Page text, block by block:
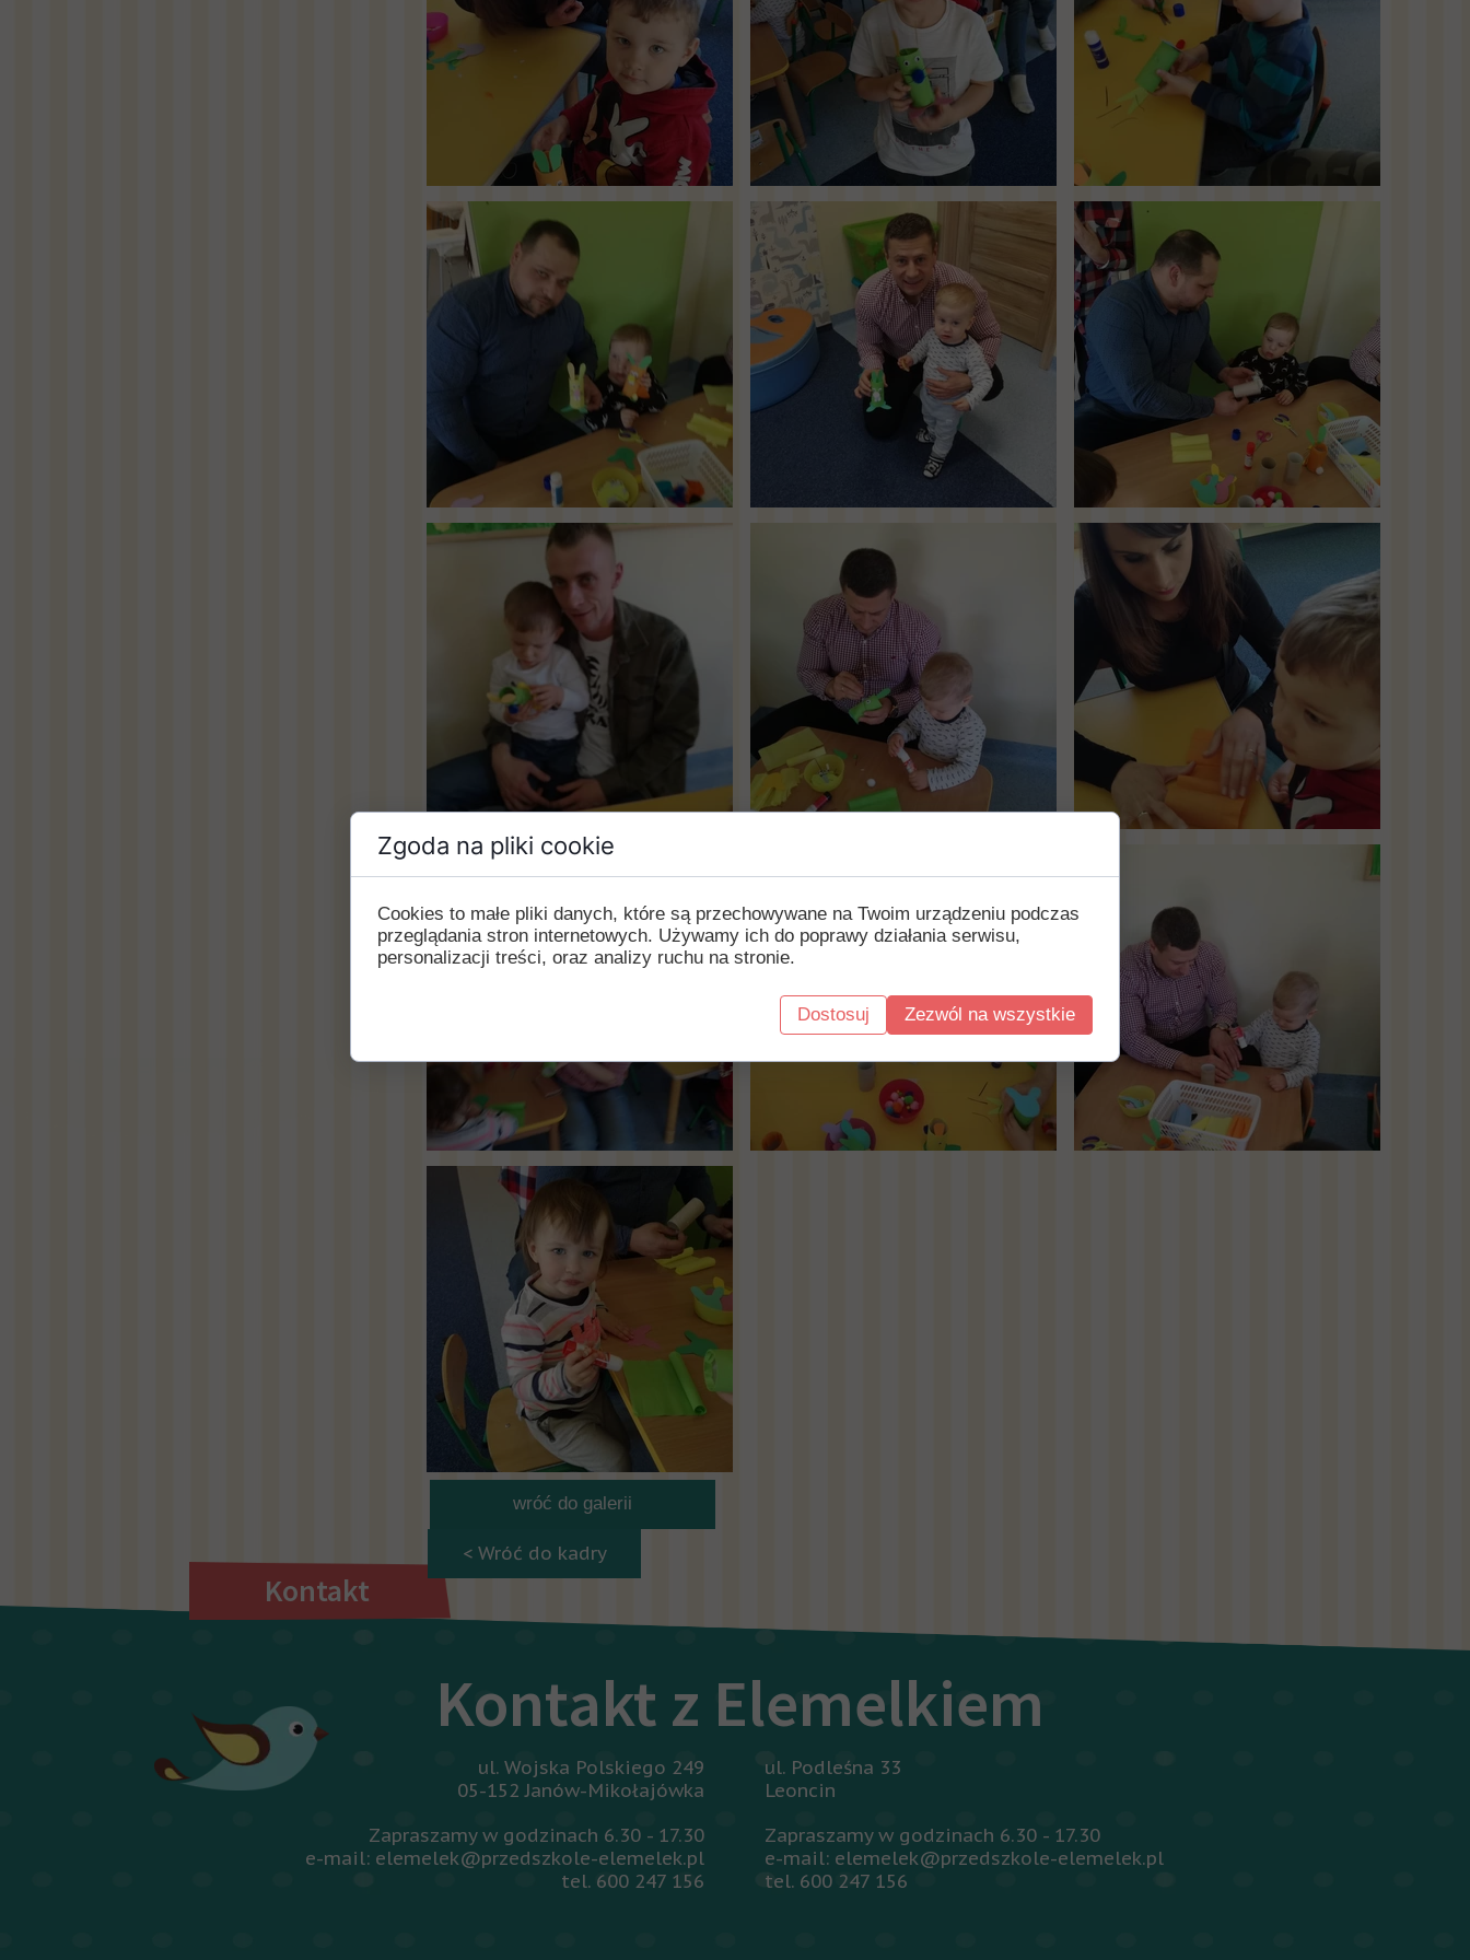
< Wróć do kadry
Kontakt
ul. Podleśna 33
Leoncin
Zapraszamy w godzinach 6.30 - 17.30
e-mail: elemelek@przedszkole-elemelek.pl
tel. 600 247 156
ul. Wojska Polskiego 249
05-152 Janów-Mikołajówka
Zapraszamy w godzinach 6.30 - 17.30
e-mail: elemelek@przedszkole-elemelek.pl
tel. 600 247 156
Kontakt z Elemelkiem
wróć do galerii
Zgoda na pliki cookie
Cookies to małe pliki danych, które są przechowywane na Twoim urządzeniu podczas
przeglądania stron internetowych. Używamy ich do poprawy działania serwisu,
personalizacji treści, oraz analizy ruchu na stronie.
Dostosuj Zezwól na wszystkie